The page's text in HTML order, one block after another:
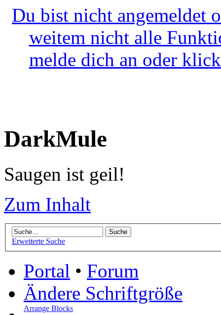
Du bist nicht angemeldet
weitem nicht alle
melde dich an oder
DarkMule
Saugen ist geil!
Zum Inhalt
Erweiterte Suche
Portal • Forum
Ändere Schriftgröße
Arrange Blocks